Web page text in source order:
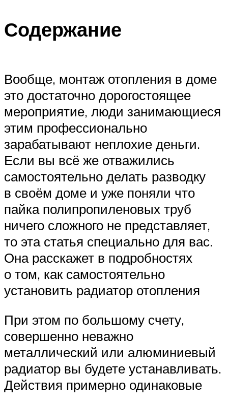
Содержание
Вообще, монтаж отопления в доме
это достаточно дорогостоящее
мероприятие, люди занимающиеся
этим профессионально
зарабатывают неплохие деньги.
Если вы всё же отважились
самостоятельно делать разводку
в своём доме и уже поняли что
пайка полипропиленовых труб
ничего сложного не представляет,
то эта статья специально для вас.
Она расскажет в подробностях
о том, как самостоятельно
установить радиатор отопления
При этом по большому счету,
совершенно неважно
металлический или алюминиевый
радиатор вы будете устанавливать.
Действия примерно одинаковые